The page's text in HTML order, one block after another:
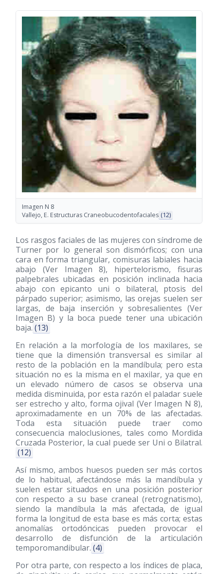
Imagen N 8
Vallejo, E. Estructuras Craneobucodentofaciales (12)
Los rasgos faciales de las mujeres con síndrome de
Turner por lo general son dismórficos; con una
cara en forma triangular, comisuras labiales hacia
abajo (Ver Imagen 8), hipertelorismo, fisuras
palpebrales ubicadas en posición inclinada hacia
abajo con epicanto uni o bilateral, ptosis del
párpado superior; asimismo, las orejas suelen ser
largas, de baja inserción y sobresalientes (Ver
Imagen B) y la boca puede tener una ubicación
baja. (13)
En relación a la morfología de los maxilares, se
tiene que la dimensión transversal es similar al
resto de la población en la mandíbula; pero esta
situación no es la misma en el maxilar, ya que en
un elevado número de casos se observa una
medida disminuida, por esta razón el paladar suele
ser estrecho y alto, forma ojival (Ver Imagen N 8),
aproximadamente en un 70% de las afectadas.
Toda esta situación puede traer como
consecuencia maloclusiones, tales como Mordida
Cruzada Posterior, la cual puede ser Uni o Bilatral.
(12)
Así mismo, ambos huesos pueden ser más cortos
de lo habitual, afectándose más la mandíbula y
suelen estar situados en una posición posterior
con respecto a su base craneal (retrognatismo),
siendo la mandíbula la más afectada, de igual
forma la longitud de esta base es más corta; estas
anomalías ortodóncicas pueden provocar el
desarrollo de disfunción de la articulación
temporomandibular. (4)
Por otra parte, con respecto a los índices de placa,